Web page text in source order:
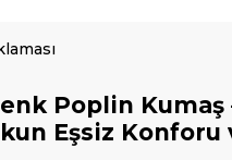
Poplin Kumaş
Eşsiz Konforu